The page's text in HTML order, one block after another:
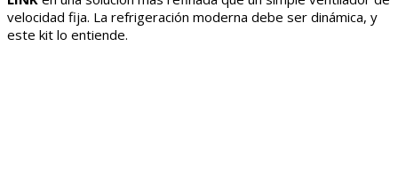
velocidad fija. La refrigeración moderna debe ser dinámica, y
este kit lo entiende.